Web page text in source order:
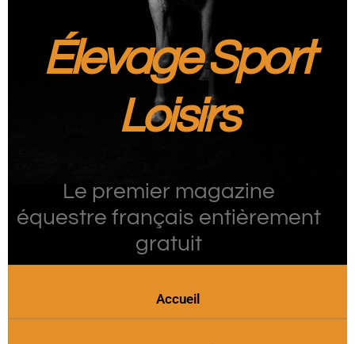
Élevage Sport
Loisirs
Le premier magazine
équestre français entièrement
gratuit
Accueil